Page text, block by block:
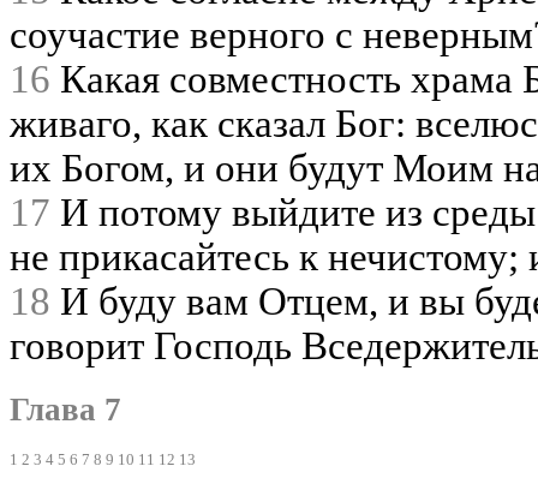
соучастие верного с
16 Какая совместность
живаго, как сказал Бог:
их Богом, и они будут Моим
17 И потому выйдите из
не прикасайтесь к
18 И буду вам Отцем, и вы
говорит Господь
Глава 7
1 2 3 4 5 6 7 8 9 10 11 12 13